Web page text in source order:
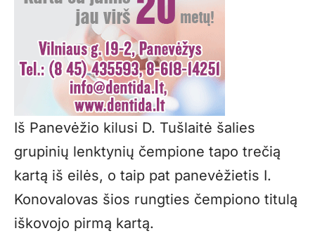
Iš Panevėžio kilusi D. Tušlaitė šalies
grupinių lenktynių čempione tapo trečią
kartą iš eilės, o taip pat panevėžietis I.
Konovalovas šios rungties čempiono titulą
iškovojo pirmą kartą.